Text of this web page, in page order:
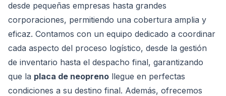
desde pequeñas empresas hasta grandes
corporaciones, permitiendo una cobertura amplia y
eficaz. Contamos con un equipo dedicado a coordinar
cada aspecto del proceso logístico, desde la gestión
de inventario hasta el despacho final, garantizando
que la placa de neopreno llegue en perfectas
condiciones a su destino final. Además, ofrecemos